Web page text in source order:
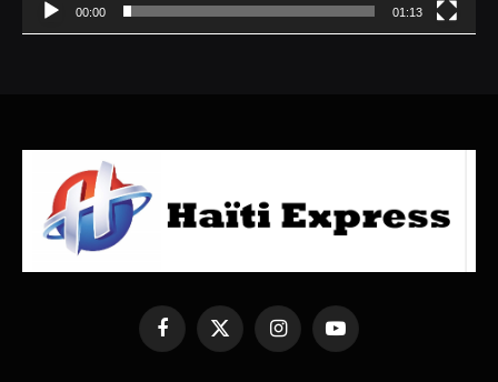
00:00 01:13
Facebook
X
(Twitter)
InstagramYouTube